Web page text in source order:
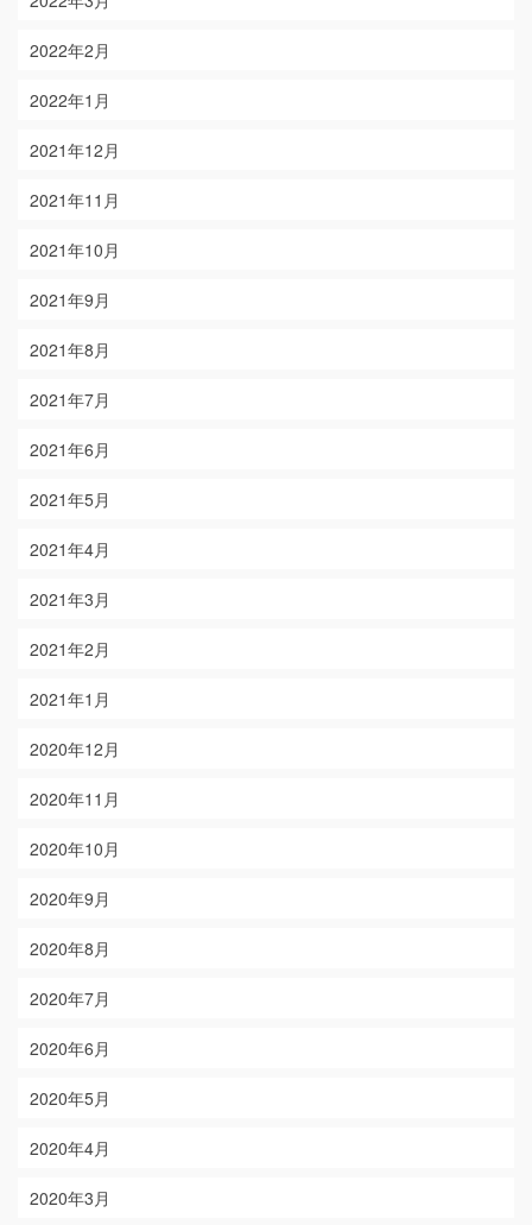
2022年2月
2022年1月
2021年12月
2021年11月
2021年10月
2021年9月
2021年8月
2021年7月
2021年6月
2021年5月
2021年4月
2021年3月
2021年2月
2021年1月
2020年12月
2020年11月
2020年10月
2020年9月
2020年8月
2020年7月
2020年6月
2020年5月
2020年4月
2020年3月